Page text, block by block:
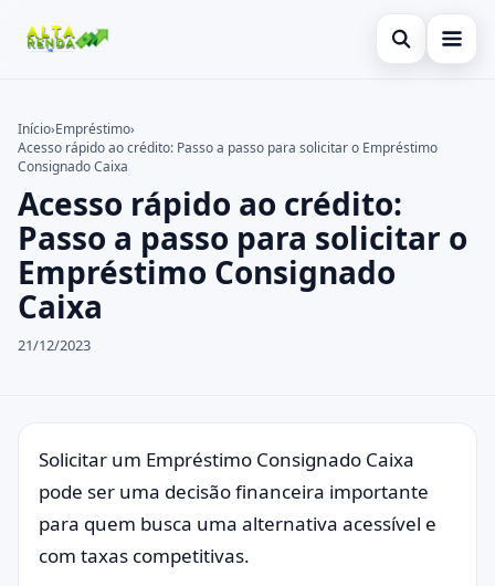
Abrir busca
Cartão de Crédito
Consignado
Conta Digital
Empréstimo
Finanças
Buscar no site
Buscar por:
Pressione Enter para buscar ou ESC para fechar.
Início›Empréstimo›
Acesso rápido ao crédito: Passo a passo para solicitar o Empréstimo
Consignado Caixa
Acesso rápido ao crédito:
Passo a passo para solicitar o
Empréstimo Consignado
Caixa
21/12/2023
Solicitar um Empréstimo Consignado Caixa
pode ser uma decisão financeira importante
para quem busca uma alternativa acessível e
com taxas competitivas.